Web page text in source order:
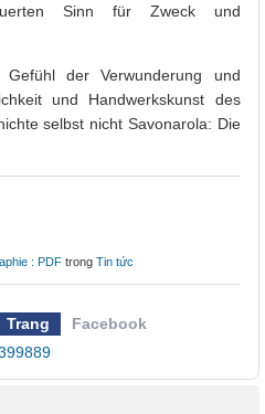
Sinn für Zweck und
der Verwunderung und
und Handwerkskunst des
selbst nicht Savonarola: Die
: PDF trong Tin tức
Trang
Facebook